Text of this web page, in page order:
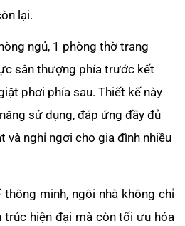
lại.
ngủ, 1 phòng thờ trang
sân thượng phía trước kết
phơi phía sau. Thiết kế này
sử dụng, đáp ứng đầy đủ
và nghỉ ngơi cho gia đình nhiều
minh, ngôi nhà không chỉ
hiện đại mà còn tối ưu hóa